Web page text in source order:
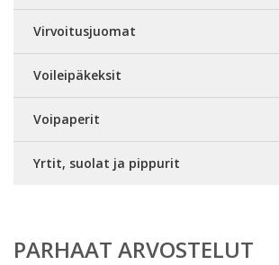
Virvoitusjuomat
Voileipäkeksit
Voipaperit
Yrtit, suolat ja pippurit
PARHAAT ARVOSTELUT